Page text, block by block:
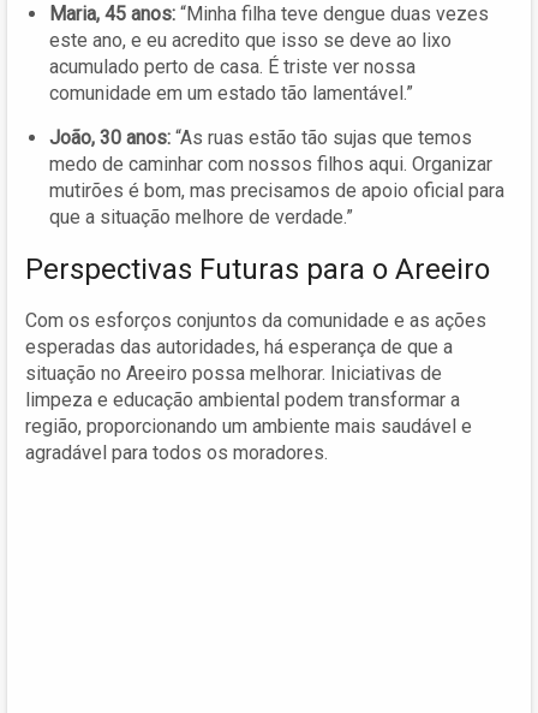
Maria, 45 anos: “Minha filha teve dengue duas vezes
este ano, e eu acredito que isso se deve ao lixo
acumulado perto de casa. É triste ver nossa
comunidade em um estado tão lamentável.”
João, 30 anos: “As ruas estão tão sujas que temos
medo de caminhar com nossos filhos aqui. Organizar
mutirões é bom, mas precisamos de apoio oficial para
que a situação melhore de verdade.”
Perspectivas Futuras para o Areeiro
Com os esforços conjuntos da comunidade e as ações
esperadas das autoridades, há esperança de que a
situação no Areeiro possa melhorar. Iniciativas de
limpeza e educação ambiental podem transformar a
região, proporcionando um ambiente mais saudável e
agradável para todos os moradores.